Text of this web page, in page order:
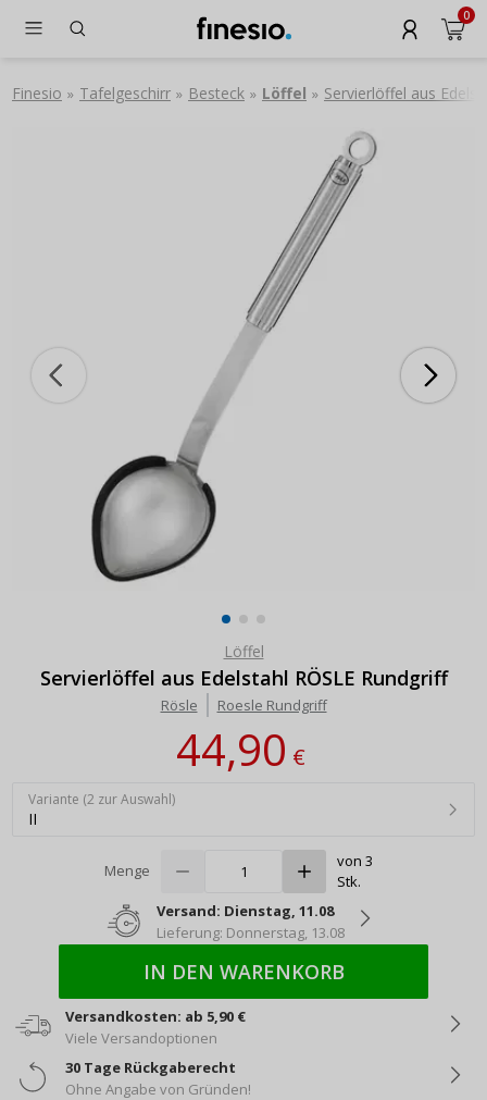
0
Finesio » Tafelgeschirr » Besteck » Löffel » Servierlöffel aus
Löffel
Servierlöffel aus Edelstahl RÖSLE Rundgriff
Rösle Roesle Rundgriff
44,90€
Variante (2 zur Auswahl)
II
Menge
von 3
Stk.
Versand: Dienstag, 11.08
Lieferung: Donnerstag, 13.08
IN DEN WARENKORB
Versandkosten: ab 5,90 €
Viele Versandoptionen
30 Tage Rückgaberecht
Ohne Angabe von Gründen!